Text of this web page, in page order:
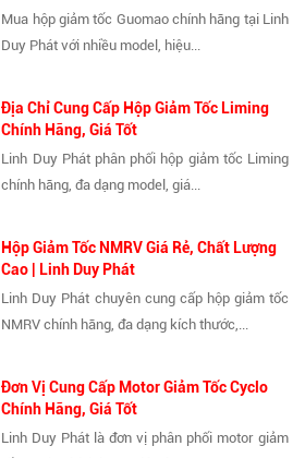
Mua hộp giảm tốc Guomao chính hãng tại Linh
Duy Phát với nhiều model, hiệu...
Địa Chỉ Cung Cấp Hộp Giảm Tốc Liming
Chính Hãng, Giá Tốt
Linh Duy Phát phân phối hộp giảm tốc Liming
chính hãng, đa dạng model, giá...
Hộp Giảm Tốc NMRV Giá Rẻ, Chất Lượng
Cao | Linh Duy Phát
Linh Duy Phát chuyên cung cấp hộp giảm tốc
NMRV chính hãng, đa dạng kích thước,...
Đơn Vị Cung Cấp Motor Giảm Tốc Cyclo
Chính Hãng, Giá Tốt
Linh Duy Phát là đơn vị phân phối motor giảm